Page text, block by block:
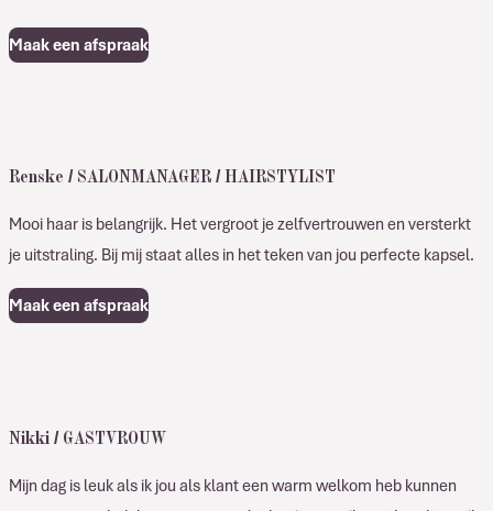
Maak een afspraak
Renske / SALONMANAGER / HAIRSTYLIST
Mooi haar is belangrijk. Het vergroot je zelfvertrouwen en versterkt
je uitstraling. Bij mij staat alles in het teken van jou perfecte kapsel.
Maak een afspraak
Nikki / GASTVROUW
Mijn dag is leuk als ik jou als klant een warm welkom heb kunnen